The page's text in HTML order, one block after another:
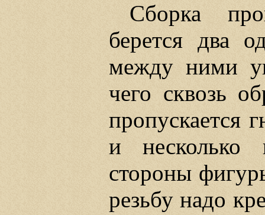
Сборка
берется два
между ними
чего сквозь
пропускается
и несколько
стороны
резьбу надо